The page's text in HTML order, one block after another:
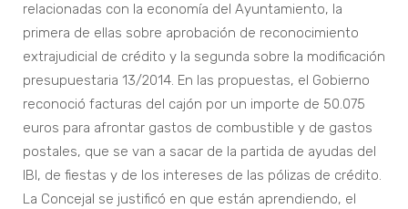
relacionadas con la economía del Ayuntamiento, la
primera de ellas sobre aprobación de reconocimiento
extrajudicial de crédito y la segunda sobre la modificación
presupuestaria 13/2014. En las propuestas, el Gobierno
reconoció facturas del cajón por un importe de 50.075
euros para afrontar gastos de combustible y de gastos
postales, que se van a sacar de la partida de ayudas del
IBI, de fiestas y de los intereses de las pólizas de crédito.
La Concejal se justificó en que están aprendiendo, el